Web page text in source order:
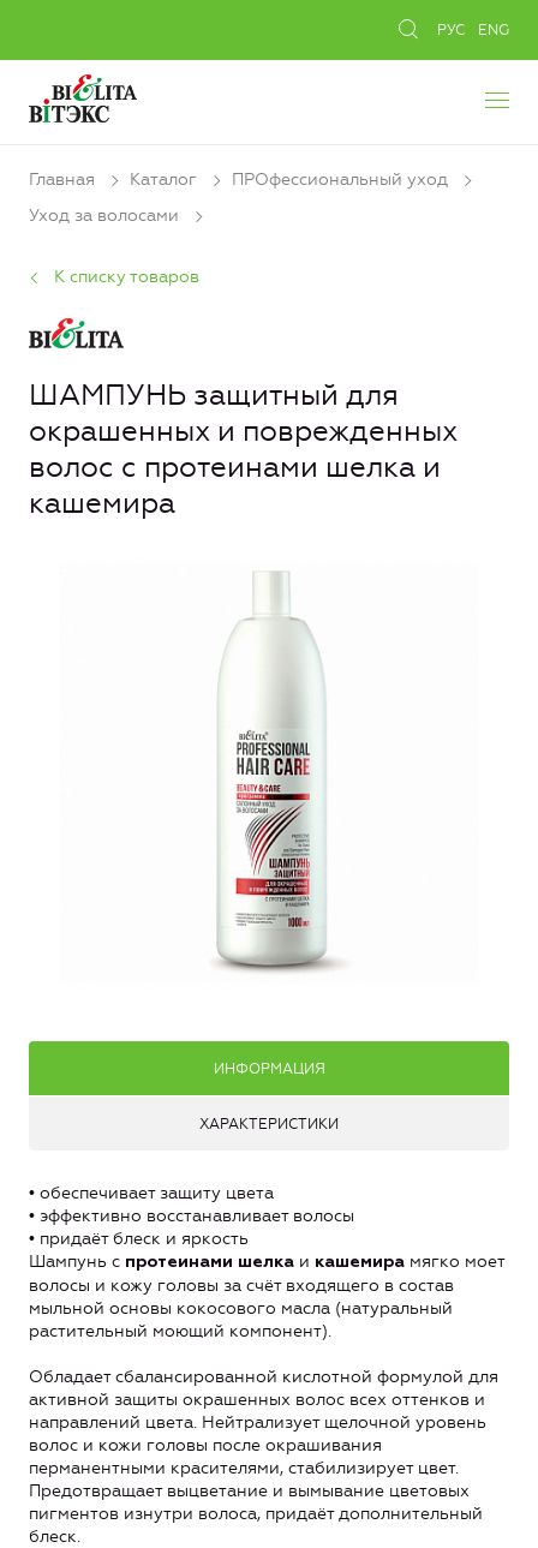
РУС ENG
Главная Каталог
ПРОфессиональный уход
Уход за волосами
К списку товаров
ШАМПУНЬ защитный для
окрашенных и поврежденных
волос с протеинами шелка и
кашемира
ИНФОРМАЦИЯ
ХАРАКТЕРИСТИКИ
• обеспечивает защиту цвета
• эффективно восстанавливает волосы
• придаёт блеск и яркость
Шампунь с протеинами шелка и кашемира мягко моет
волосы и кожу головы за счёт входящего в состав
мыльной основы кокосового масла (натуральный
растительный моющий компонент).
Обладает сбалансированной кислотной формулой для
активной защиты окрашенных волос всех оттенков и
направлений цвета. Нейтрализует щелочной уровень
волос и кожи головы после окрашивания
перманентными красителями, стабилизирует цвет.
Предотвращает выцветание и вымывание цветовых
пигментов изнутри волоса, придаёт дополнительный
блеск.